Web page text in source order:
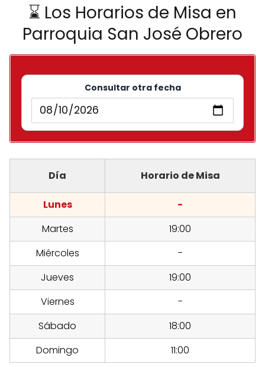
⌛ Los Horarios de Misa en
Parroquia San José Obrero
Consultar otra fecha
Día Horario de Misa
Lunes
-
Martes
19:00
Miércoles
-
Jueves
19:00
Viernes
-
Sábado
18:00
Domingo
11:00